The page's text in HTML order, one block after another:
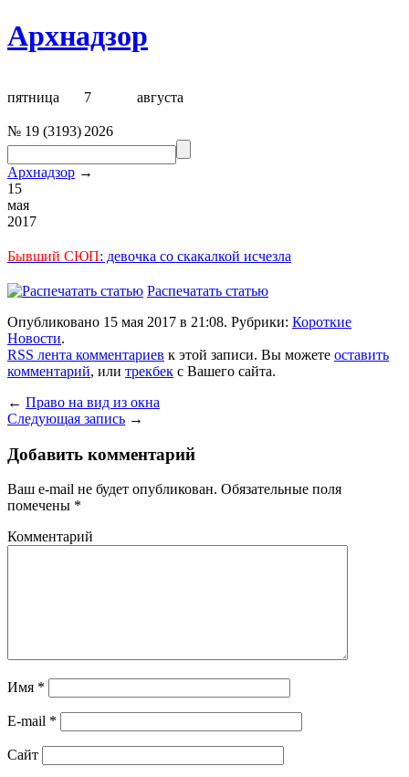
Архнадзор
пятница 7 августа
№ 19 (3193) 2026
Архнадзор →
15
мая
2017
Бывший СЮП: девочка со скакалкой исчезла
Распечатать статью
Опубликовано 15 мая 2017 в 21:08. Рубрики: Короткие
Новости.
RSS лента комментариев к этой записи. Вы можете оставить
комментарий, или трекбек с Вашего сайта.
← Право на вид из окна
Следующая запись →
Добавить комментарий
Ваш e-mail не будет опубликован. Обязательные поля
помечены *
Комментарий
Имя *
E-mail *
Сайт